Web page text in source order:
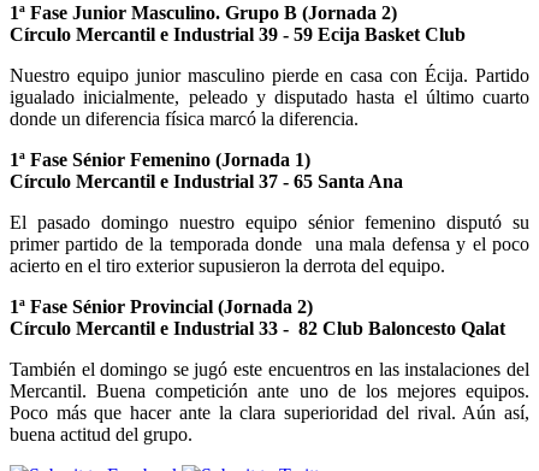
1ª Fase Junior Masculino. Grupo B (Jornada 2)
Círculo Mercantil e Industrial 39 - 59 Ecija Basket Club
Nuestro equipo junior masculino pierde en casa con Écija. Partido
igualado inicialmente, peleado y disputado hasta el último cuarto
donde un diferencia física marcó la diferencia.
1ª Fase Sénior Femenino (Jornada 1)
Círculo Mercantil e Industrial 37 - 65 Santa Ana
El pasado domingo nuestro equipo sénior femenino disputó su
primer partido de la temporada donde una mala defensa y el poco
acierto en el tiro exterior supusieron la derrota del equipo.
1ª Fase Sénior Provincial (Jornada 2)
Círculo Mercantil e Industrial 33 - 82 Club Baloncesto Qalat
También el domingo se jugó este encuentros en las instalaciones del
Mercantil. Buena competición ante uno de los mejores equipos.
Poco más que hacer ante la clara superioridad del rival. Aún así,
buena actitud del grupo.